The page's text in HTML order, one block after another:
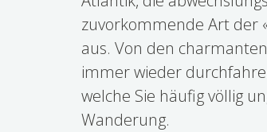
zuvorkommende Art der
aus. Von den
immer wieder
welche Sie häufig völlig
Wanderung.